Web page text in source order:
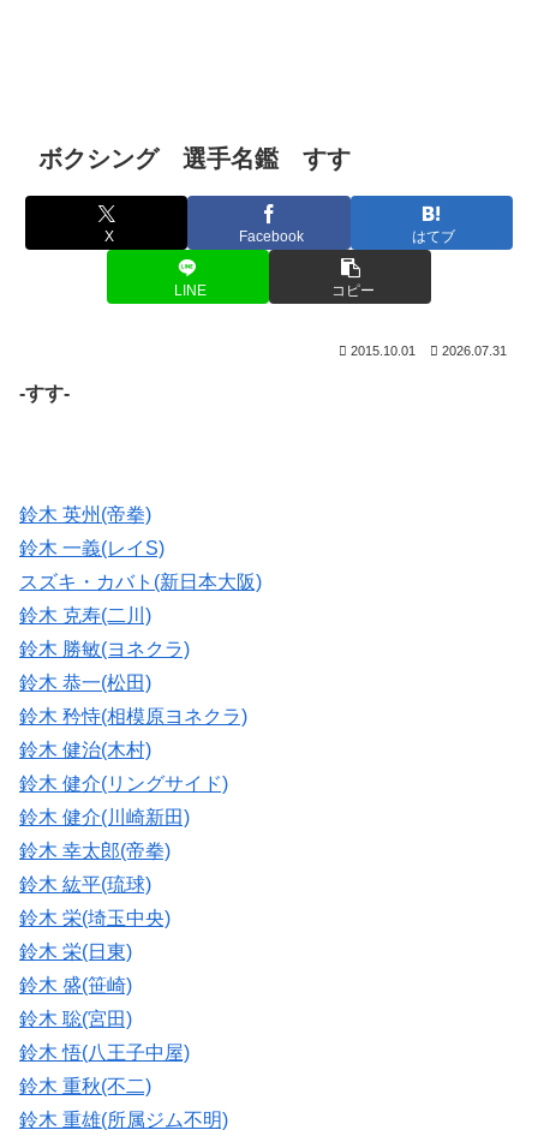
ボクシング 選手名鑑 すす
X Facebook はてブ
LINE コピー
2015.10.01 2026.07.31
-すす-
鈴木 英州(帝拳)
鈴木 一義(レイS)
スズキ・カバト(新日本大阪)
鈴木 克寿(二川)
鈴木 勝敏(ヨネクラ)
鈴木 恭一(松田)
鈴木 矜恃(相模原ヨネクラ)
鈴木 健治(木村)
鈴木 健介(リングサイド)
鈴木 健介(川崎新田)
鈴木 幸太郎(帝拳)
鈴木 紘平(琉球)
鈴木 栄(埼玉中央)
鈴木 栄(日東)
鈴木 盛(笹崎)
鈴木 聡(宮田)
鈴木 悟(八王子中屋)
鈴木 重秋(不二)
鈴木 重雄(所属ジム不明)